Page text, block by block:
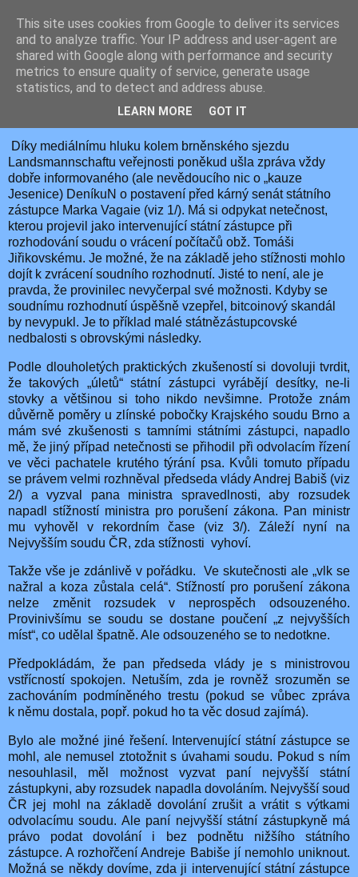
JEMELIK ZDENĚK
neděle 24. května 2026
NETEČNOST JAKO ZDROJ POHROM
Díky mediálnímu hluku kolem brněnského sjezdu
Landsmannschaftu veřejnosti poněkud ušla zpráva vždy
dobře informovaného (ale nevědoucího nic o „kauze
Jesenice) DeníkuN o postavení před kárný senát státního
zástupce Marka Vagaie (viz 1/). Má si odpykat netečnost,
kterou projevil jako intervenující státní zástupce při
rozhodování soudu o vrácení počítačů obž. Tomáši
Jiřikovskému. Je možné, že na základě jeho stížnosti mohlo
dojít k zvrácení soudního rozhodnutí. Jisté to není, ale je
pravda, že provinilec nevyčerpal své možnosti. Kdyby se
soudnímu rozhodnutí úspěšně vzepřel, bitcoinový skandál
by nevypukl. Je to příklad malé státnězástupcovské
nedbalosti s obrovskými následky.
Podle dlouholetých praktických zkušeností si dovoluji tvrdit,
že takových „úletů“ státní zástupci vyrábějí desítky, ne-li
stovky a většinou si toho nikdo nevšimne. Protože znám
důvěrně poměry u zlínské pobočky Krajského soudu Brno a
mám své zkušenosti s tamními státními zástupci, napadlo
mě, že jiný případ netečnosti se přihodil při odvolacím řízení
ve věci pachatele krutého týrání psa. Kvůli tomuto případu
se právem velmi rozhněval předseda vlády Andrej Babiš (viz
2/) a vyzval pana ministra spravedlnosti, aby rozsudek
napadl stížností ministra pro porušení zákona. Pan ministr
mu vyhověl v rekordním čase (viz 3/). Záleží nyní na
Nejvyšším soudu ČR, zda stížnosti vyhoví.
Takže vše je zdánlivě v pořádku.
Ve skutečnosti ale „vlk se
nažral a koza zůstala celá“. Stížností pro porušení zákona
nelze změnit rozsudek v neprospěch odsouzeného.
Provinivšímu se soudu se dostane poučení „z nejvyšších
míst“, co udělal špatně. Ale odsouzeného se to nedotkne.
Předpokládám, že pan předseda vlády je s ministrovou
vstřícností spokojen. Netuším, zda je rovněž srozuměn se
zachováním podmíněného trestu (pokud se vůbec zpráva
k němu dostala, popř. pokud ho ta věc dosud zajímá).
Bylo ale možné jiné řešení. Intervenující státní zástupce se
mohl, ale nemusel ztotožnit s úvahami soudu. Pokud s ním
nesouhlasil, měl možnost vyzvat paní nejvyšší státní
zástupkyni, aby rozsudek napadla dovoláním. Nejvyšší soud
ČR jej mohl na základě dovolání zrušit a vrátit s výtkami
odvolacímu soudu. Ale paní nejvyšší státní zástupkyně má
právo podat dovolání i bez podnětu nižšího státního
zástupce. A rozhořčení Andreje Babiše jí nemohlo uniknout.
Možná se někdy dovíme, zda ji intervenující státní zástupce
This site uses cookies from Google to deliver its services
and to analyze traffic. Your IP address and user-agent are
shared with Google along with performance and security
metrics to ensure quality of service, generate usage
statistics, and to detect and address abuse.
LEARN MORE GOT IT